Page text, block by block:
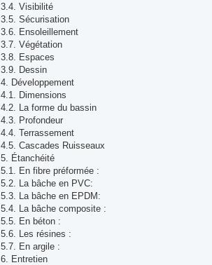
3.4. Visibilité
3.5. Sécurisation
3.6. Ensoleillement
3.7. Végétation
3.8. Espaces
3.9. Dessin
4. Développement
4.1. Dimensions
4.2. La forme du bassin
4.3. Profondeur
4.4. Terrassement
4.5. Cascades Ruisseaux
5. Étanchéité
5.1. En fibre préformée :
5.2. La bâche en PVC:
5.3. La bâche en EPDM:
5.4. La bâche composite :
5.5. En béton :
5.6. Les résines :
5.7. En argile :
6. Entretien